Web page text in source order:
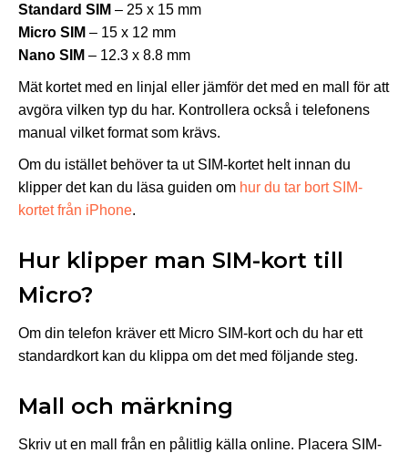
Standard SIM – 25 x 15 mm
Micro SIM – 15 x 12 mm
Nano SIM – 12.3 x 8.8 mm
Mät kortet med en linjal eller jämför det med en mall för att
avgöra vilken typ du har. Kontrollera också i telefonens
manual vilket format som krävs.
Om du istället behöver ta ut SIM-kortet helt innan du
klipper det kan du läsa guiden om hur du tar bort SIM-
kortet från iPhone.
Hur klipper man SIM-kort till
Micro?
Om din telefon kräver ett Micro SIM-kort och du har ett
standardkort kan du klippa om det med följande steg.
Mall och märkning
Skriv ut en mall från en pålitlig källa online. Placera SIM-